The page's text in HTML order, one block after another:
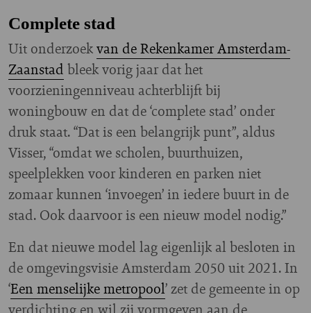
Complete stad
Uit onderzoekvan de Rekenkamer Amsterdam-
Zaanstad bleek vorig jaar dat het
voorzieningenniveau achterblijft bij
woningbouw en dat de ‘complete stad’ onder
druk staat. “Dat is een belangrijk punt”, aldus
Visser, “omdat we scholen, buurthuizen,
speelplekken voor kinderen en parken niet
zomaar kunnen ‘invoegen’ in iedere buurt in de
stad. Ook daarvoor is een nieuw model nodig.”
En dat nieuwe model lag eigenlijk al besloten in
de omgevingsvisie Amsterdam 2050 uit 2021. In
‘Een menselijke metropool’ zet de gemeente in op